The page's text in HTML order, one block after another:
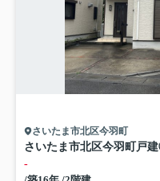
さいたま市北区今羽町
さいたま市北区今羽町戸
-